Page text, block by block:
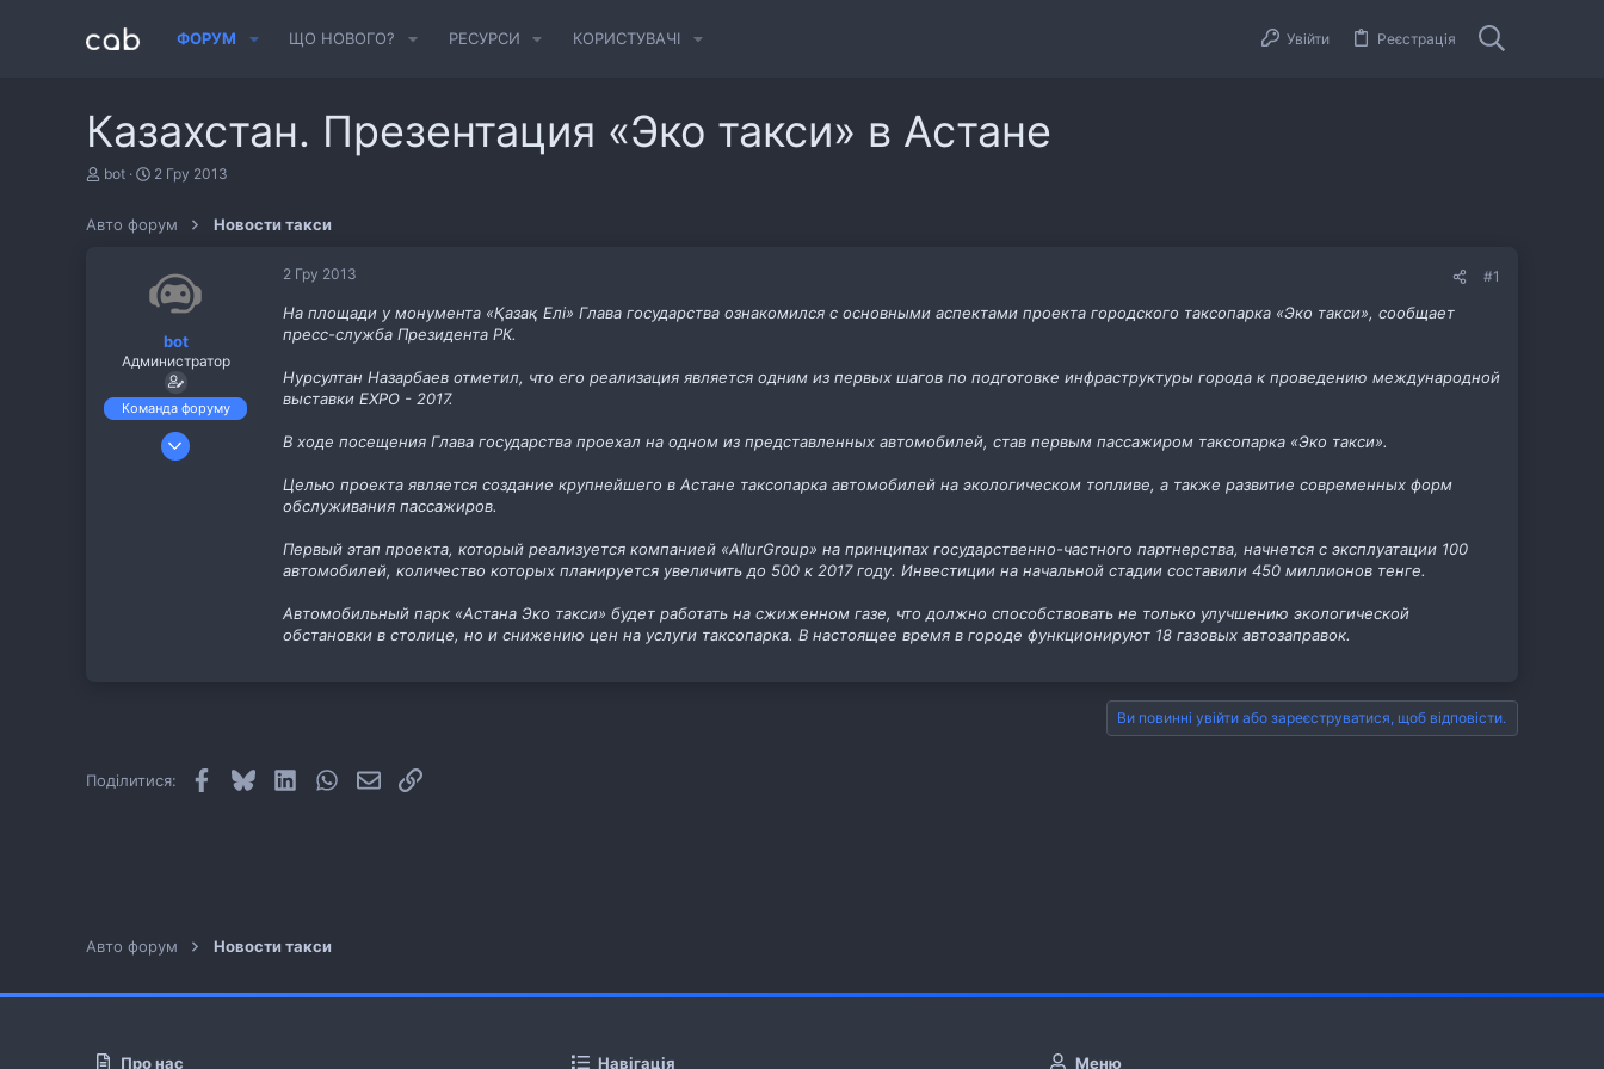
ФОРУМ ЩО НОВОГО? РЕСУРСИ КОРИСТУВАЧІ Увійти Реєстрація
Казахстан. Презентация «Эко такси» в Астане
А
о
bot
Д
а
в
о
н
я
2 Гру 2013
Авто форум Новости такси
bot
Администратор
Команда форуму
6 Лис 2013
2 Гру 2013 #1
На площади у монумента «Қазақ Елі» Глава государства ознакомился с основными аспектами проекта городского таксопарка «Эко такси», сообщает
пресс-служба Президента РК.
Нурсултан Назарбаев отметил, что его реализация является одним из первых шагов по подготовке инфраструктуры города к проведению международной
выставки EXPO - 2017.
В ходе посещения Глава государства проехал на одном из представленных автомобилей, став первым пассажиром таксопарка «Эко такси».
Целью проекта является создание крупнейшего в Астане таксопарка автомобилей на экологическом топливе, а также развитие современных форм
обслуживания пассажиров.
Первый этап проекта, который реализуется компанией «AllurGroup» на принципах государственно-частного партнерства, начнется с эксплуатации 100
автомобилей, количество которых планируется увеличить до 500 к 2017 году. Инвестиции на начальной стадии составили 450 миллионов тенге.
Автомобильный парк «Астана Эко такси» будет работать на сжиженном газе, что должно способствовать не только улучшению экологической
обстановки в столице, но и снижению цен на услуги таксопарка. В настоящее время в городе функционируют 18 газовых автозаправок.
Ви повинні увійти або зареєструватися, щоб відповісти.
Поділитися: Facebook
BlueskyLinkedInWhatsApp
E-mailПосилання
Авто форум Новости такси
Про нас Навігація Меню